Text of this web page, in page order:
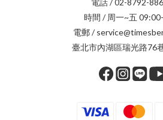
電話 / 02-8792-
時間 / 周一~五
電郵 /
臺北市內湖區瑞光路76